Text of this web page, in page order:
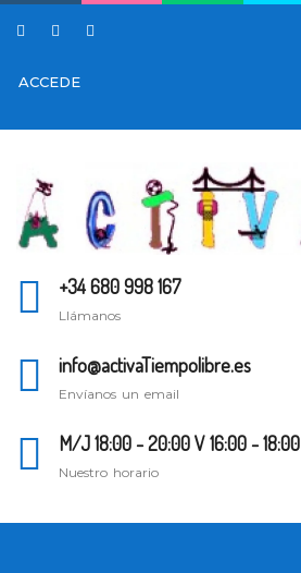
ACCEDE
+34 680 998 167
Llámanos
info@activaTiempolibre.es
Envíanos un email
M/J 18:00 - 20:00 V 16:00 - 18:00
Nuestro horario